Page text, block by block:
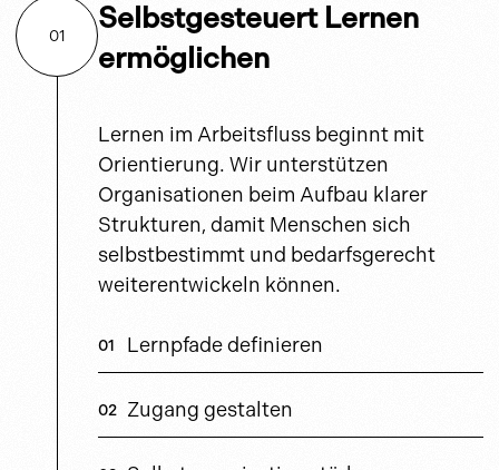
01
Selbstgesteuert Lernen
ermöglichen
Lernen im Arbeitsfluss beginnt mit
Orientierung. Wir unterstützen
Organisationen beim Aufbau klarer
Strukturen, damit Menschen sich
selbstbestimmt und bedarfsgerecht
weiterentwickeln können.
Lernpfade definieren
Zugang gestalten